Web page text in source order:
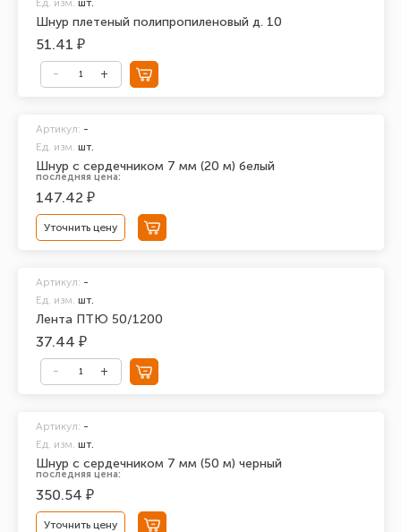
Шнур плетеный полипропиленовый д. 10
Ед. изм. шт.
51.41 ₽
Шнур с сердечником 7 мм (20 м) белый
Артикул: -
Ед. изм. шт.
последняя цена:
147.42 ₽
Уточнить цену
Лента ПТЮ 50/1200
Артикул: -
Ед. изм. шт.
37.44 ₽
Шнур с сердечником 7 мм (50 м) черный
Артикул: -
Ед. изм. шт.
последняя цена:
350.54 ₽
Уточнить цену